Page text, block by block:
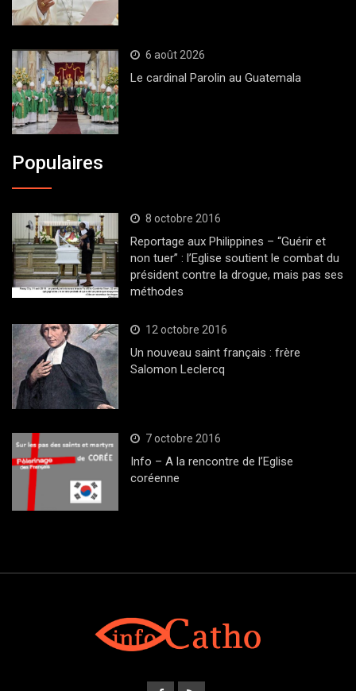
6 août 2026
Le cardinal Parolin au Guatemala
Populaires
8 octobre 2016
Reportage aux Philippines – “Guérir et
non tuer” : l’Eglise soutient le combat du
président contre la drogue, mais pas ses
méthodes
12 octobre 2016
Un nouveau saint français : frère
Salomon Leclercq
7 octobre 2016
Info – A la rencontre de l’Eglise
coréenne